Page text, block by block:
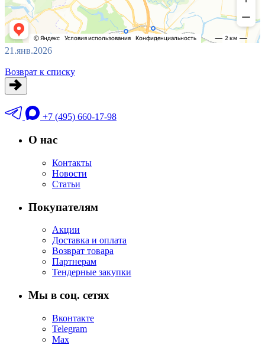
21.янв.2026
Возврат к списку
+7 (495) 660-17-98
О нас
Контакты
Новости
Статьи
Покупателям
Акции
Доставка и оплата
Возврат товара
Партнерам
Тендерные закупки
Мы в соц. сетях
Вконтакте
Telegram
Max